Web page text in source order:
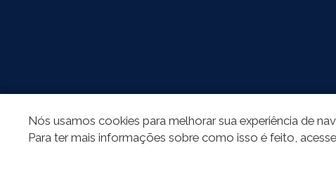
REDES SOCIAIS
Nós usamos cookies para melhorar sua experiência de
Para ter mais informações sobre como isso é feito,